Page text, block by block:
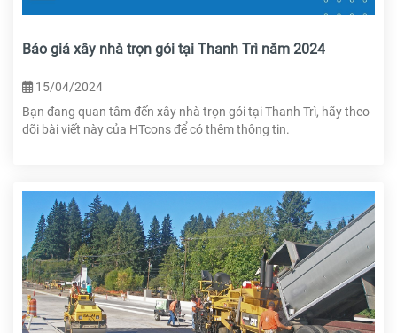
Báo giá xây nhà trọn gói tại Thanh Trì năm 2024
15/04/2024
Bạn đang quan tâm đến xây nhà trọn gói tại Thanh Trì, hãy theo
dõi bài viết này của HTcons để có thêm thông tin.